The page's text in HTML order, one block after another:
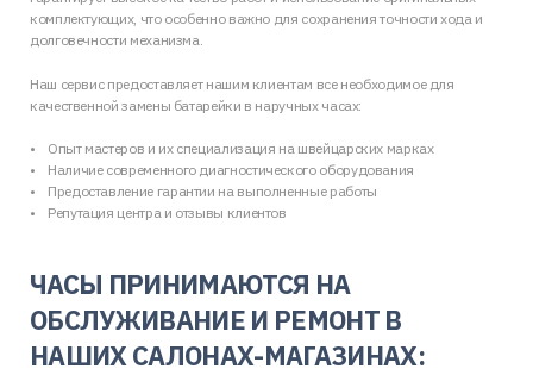
комплектующих, что особенно важно для сохранения точности хода и
долговечности механизма.
Наш сервис предоставляет нашим клиентам все необходимое для
качественной замены батарейки в наручных часах:
Опыт мастеров и их специализация на швейцарских марках
Наличие современного диагностического оборудования
Предоставление гарантии на выполненные работы
Репутация центра и отзывы клиентов
ЧАСЫ ПРИНИМАЮТСЯ НА
ОБСЛУЖИВАНИЕ И РЕМОНТ В
НАШИХ САЛОНАХ-МАГАЗИНАХ: